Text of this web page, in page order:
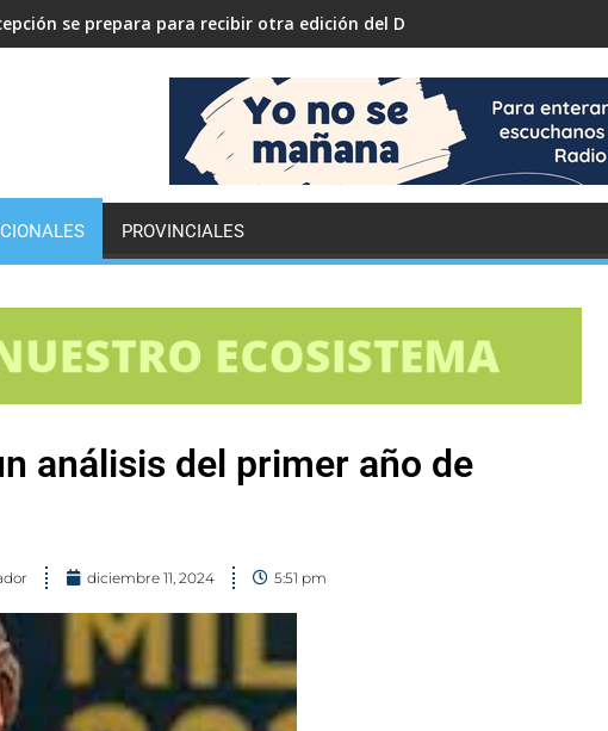
se prepara para recibir otra edición del Desafío ECO YPF
PROVINCIALES
análisis del primer año de
diciembre 11, 2024 5:51 pm